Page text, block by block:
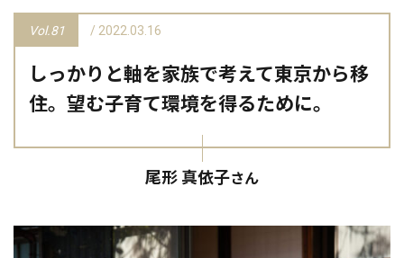
Vol.81 / 2022.03.16
しっかりと軸を家族で考えて東京から移
住。望む子育て環境を得るために。
尾形 真依子さん